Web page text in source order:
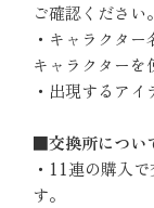
ご確認ください。
・キャラクタ
キャラクターを
・出現するア
■交換所につい
・11連の購入
す。